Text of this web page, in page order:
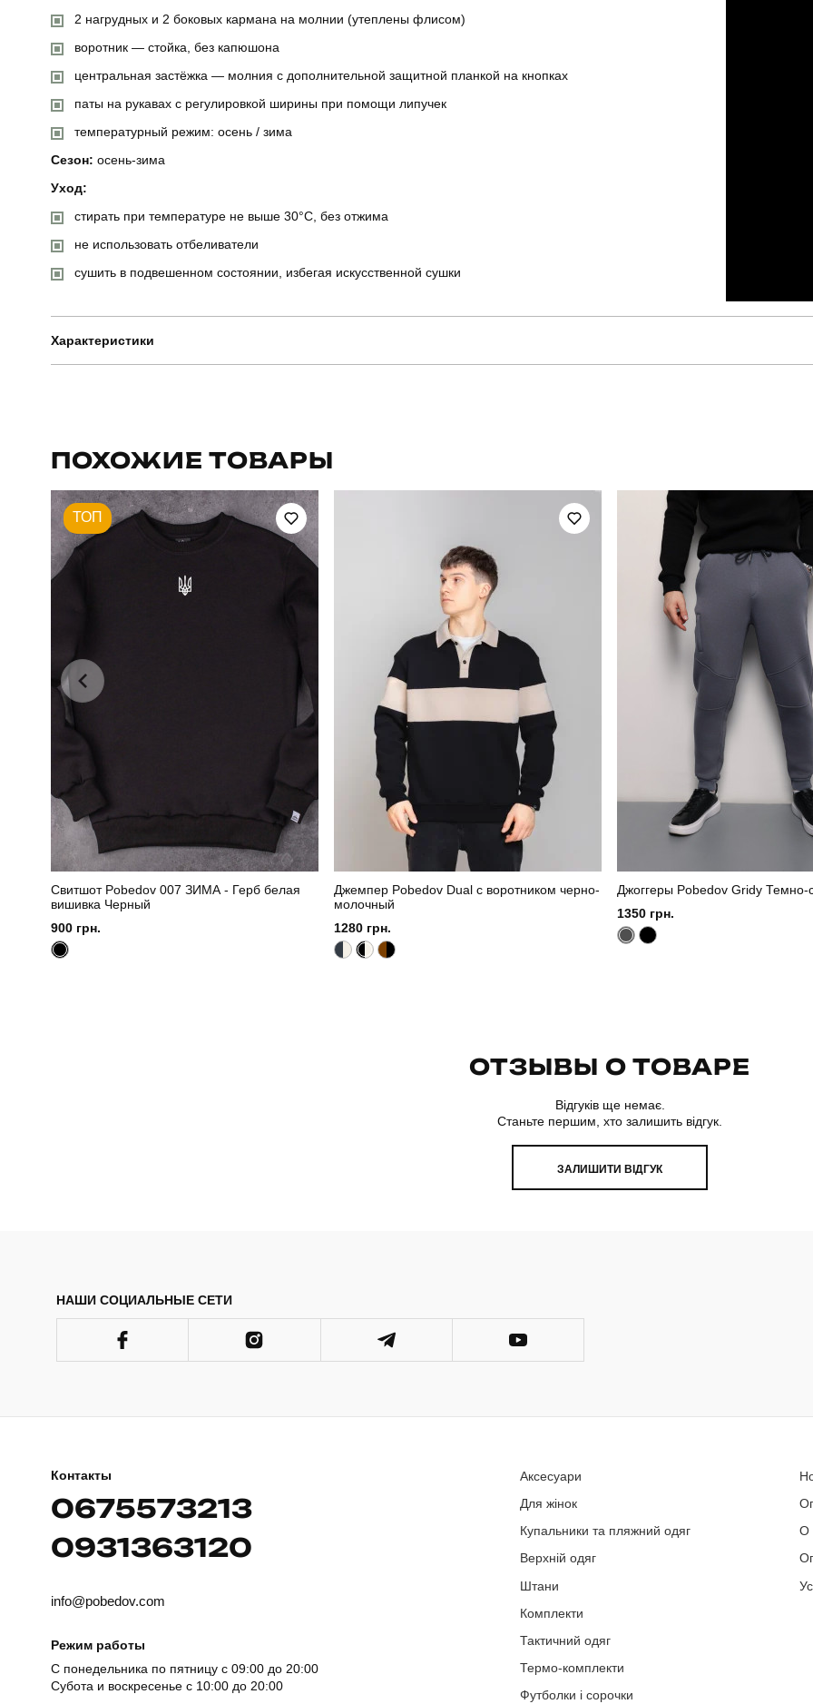
2 нагрудных и 2 боковых кармана на молнии (утеплены флисом)
воротник — стойка, без капюшона
центральная застёжка — молния с дополнительной защитной планкой на кнопках
паты на рукавах с регулировкой ширины при помощи липучек
температурный режим: осень / зима
Сезон: осень-зима
Уход:
стирать при температуре не выше 30°C, без отжима
не использовать отбеливатели
сушить в подвешенном состоянии, избегая искусственной сушки
Характеристики
Сезон
Країна - виробник україна
ПОХОЖИЕ ТОВАРЫ
ТОП
Свитшот Pobedov 007 ЗИМА - Герб белая
вишивка Черный
900 грн.
Джемпер Pobedov Dual с воротником черно-
молочный
1280 грн.
Джоггеры Pobedov Gridy Темно-
1350 грн.
ОТЗЫВЫ О ТОВАРЕ
Відгуків ще немає.
Станьте першим, хто залишить відгук.
ЗАЛИШИТИ ВІДГУК
НАШИ СОЦИАЛЬНЫЕ СЕТИ
Контакты
0675573213
0931363120
info@pobedov.com
Режим работы
С понедельника по пятницу с 09:00 до 20:00
Субота и воскресенье с 10:00 до 20:00
Аксесуари
Для жінок
Купальники та пляжний одяг
Верхній одяг
Штани
Комплекти
Тактичний одяг
Термо-комплекти
Футболки і сорочки
О